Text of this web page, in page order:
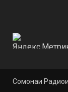
Сомонаи Радиои